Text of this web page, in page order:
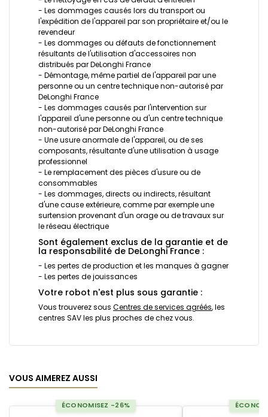
- Les dommages causés lors du transport ou
l'expédition de l'appareil par son propriétaire et/ou le
revendeur
- Les dommages ou défauts de fonctionnement
résultants de l'utilisation d'accessoires non
distribués par DeLonghi France
- Démontage, même partiel de l'appareil par une
personne ou un centre technique non-autorisé par
DeLonghi France
- Les dommages causés par l'intervention sur
l'appareil d'une personne ou d'un centre technique
non-autorisé par DeLonghi France
- Une usure anormale de l'appareil, ou de ses
composants, résultante d'une utilisation à usage
professionnel
- Le remplacement des pièces d'usure ou de
consommables
- Les dommages, directs ou indirects, résultant
d'une cause extérieure, comme par exemple une
surtension provenant d'un orage ou de travaux sur
le réseau électrique
Sont également exclus de la garantie et de
la responsabilité de DeLonghi France :
- Les pertes de production et les manques à gagner
- Les pertes de jouissances
Votre robot n'est plus sous garantie :
Vous trouverez sous Centres de services agréés, les
centres SAV les plus proches de chez vous.
VOUS AIMEREZ AUSSI
ÉCONOMISEZ -26%